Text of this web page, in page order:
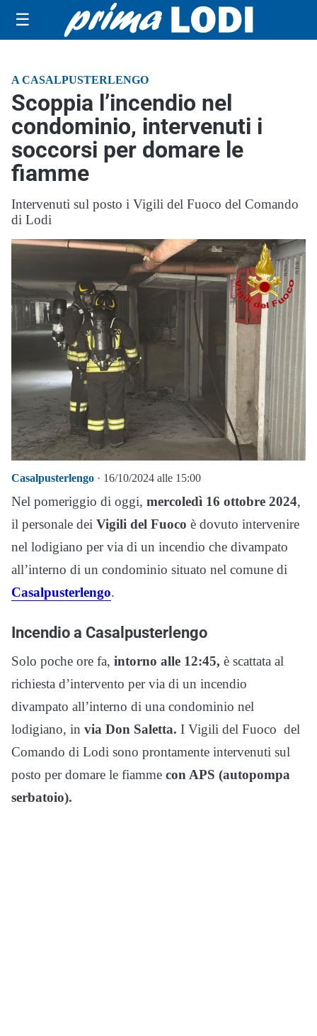
☰
A CASALPUSTERLENGO
Scoppia l’incendio nel
condominio, intervenuti i
soccorsi per domare le
fiamme
Intervenuti sul posto i Vigili del Fuoco del Comando
di Lodi
Casalpusterlengo · 16/10/2024 alle 15:00
Nel pomeriggio di oggi, mercoledì 16 ottobre 2024,
il personale dei Vigili del Fuoco è dovuto intervenire
nel lodigiano per via di un incendio che divampato
all’interno di un condominio situato nel comune di
Casalpusterlengo.
Incendio a Casalpusterlengo
Solo poche ore fa, intorno alle 12:45, è scattata al
richiesta d’intervento per via di un incendio
divampato all’interno di una condominio nel
lodigiano, in via Don Saletta. I Vigili del Fuoco del
Comando di Lodi sono prontamente intervenuti sul
posto per domare le fiamme con APS (autopompa
serbatoio).